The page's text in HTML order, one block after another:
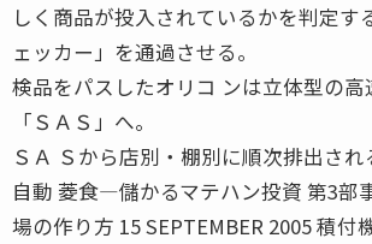
しく商品が投入されているかを判定す
ェッカー」を通過させる。
検品をパスしたオリコ ンは立体型の
「ＳＡＳ」へ。
ＳＡ Ｓから店別・棚別に順次排出され
自動 菱食―儲かるマテハン投資 第3部
場の作り方 15 SEPTEMBER 2005 積付